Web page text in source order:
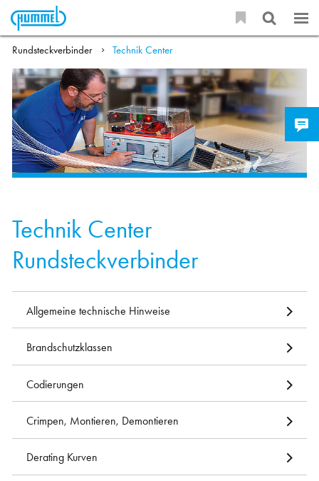
Rundsteckverbinder Technik Center
Technik Center
Rundsteckverbinder
Allgemeine technische Hinweise
Brandschutzklassen
Codierungen
Crimpen, Montieren, Demontieren
Derating Kurven